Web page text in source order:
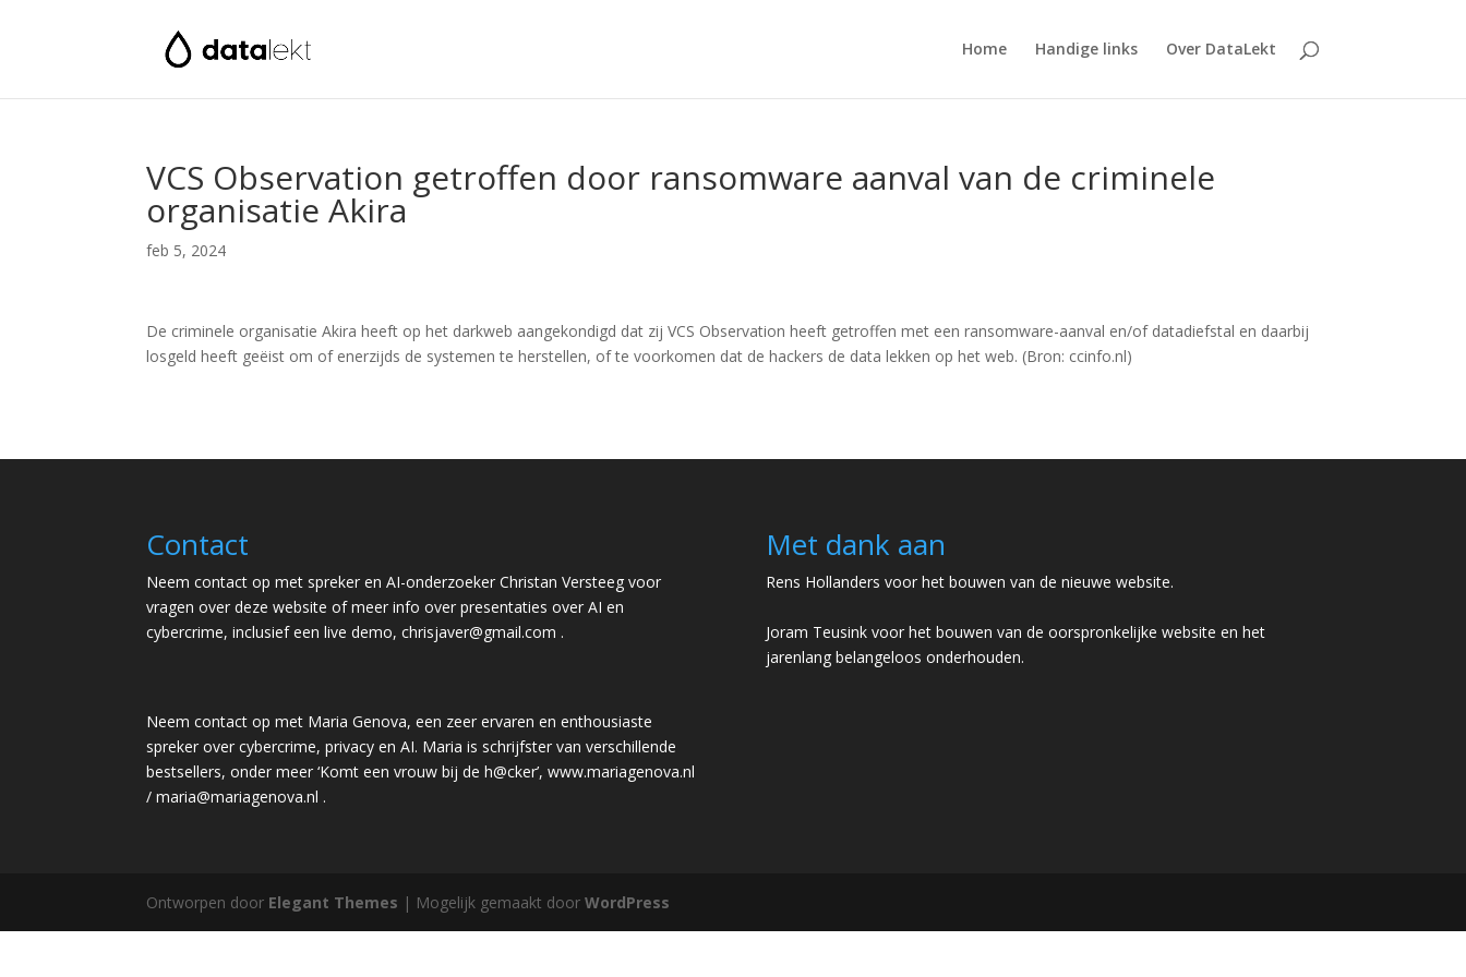
Home Handige links Over DataLekt
VCS Observation getroffen door ransomware aanval van de criminele
organisatie Akira
feb 5, 2024
De criminele organisatie Akira heeft op het darkweb aangekondigd dat zij VCS Observation heeft getroffen met een ransomware-aanval en/of datadiefstal en daarbij
losgeld heeft geëist om of enerzijds de systemen te herstellen, of te voorkomen dat de hackers de data lekken op het web. (Bron: ccinfo.nl)
Contact
Neem contact op met spreker en AI-onderzoeker Christan Versteeg voor
vragen over deze website of meer info over presentaties over AI en
cybercrime, inclusief een live demo,chrisjaver@gmail.com .
Neem contact op met Maria Genova, een zeer ervaren en enthousiaste
spreker over cybercrime, privacy en AI. Maria is schrijfster van verschillende
bestsellers, onder meer ‘Komt een vrouw bij de h@cker’,www.mariagenova.nl
/maria@mariagenova.nl .
Met dank aan
Rens Hollanders voor het bouwen van de nieuwe website.
Joram Teusink voor het bouwen van de oorspronkelijke website en het
jarenlang belangeloos onderhouden.
Ontworpen door Elegant Themes | Mogelijk gemaakt doorWordPress